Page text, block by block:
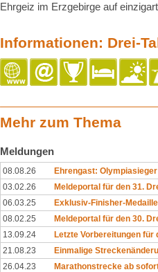
Ehrgeiz im Erzgebirge auf
Informationen: Drei-
Mehr zum Thema
Meldungen
08.08.26
Ehrengast:
03.02.26
Meldeportal für den 31.
06.03.25
Exklusiv-Finisher-
08.02.25
Meldeportal für den 30.
13.09.24
Letzte Vorbereitungen
21.08.23
Einmalige
26.04.23
Marathonstrecke ab